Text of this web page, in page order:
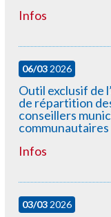
Infos
06/032026
Outil exclusif de
de répartition
conseillers
communautaires
Infos
03/032026